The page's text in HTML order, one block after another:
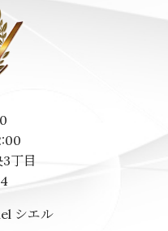
丁目
シエル